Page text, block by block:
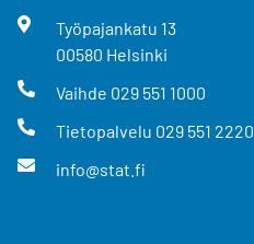
Työpajankatu 13
00580 Helsinki
Vaihde 029 551 1000
Tietopalvelu 029 551 2220
info@stat.fi